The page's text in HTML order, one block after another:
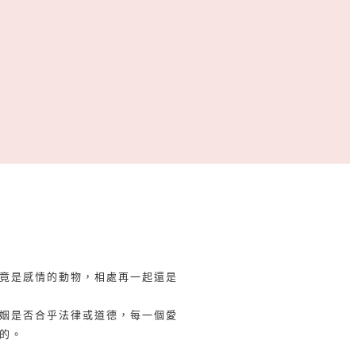
是感情的動物，相處再一起還是
是否合乎法律或道德，每一個愛
。